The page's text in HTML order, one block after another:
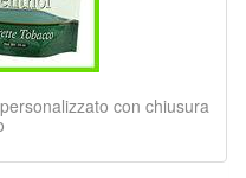
con chiusura